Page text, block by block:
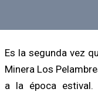
Es la segunda vez
Minera Los
a la época